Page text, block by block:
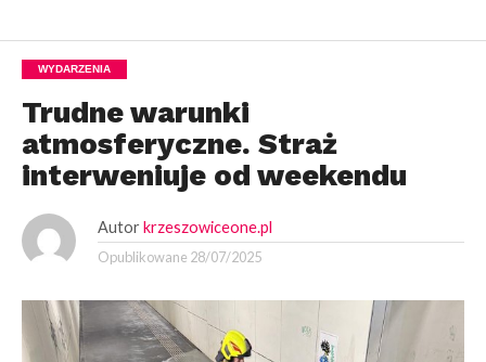
WYDARZENIA
Trudne warunki
atmosferyczne. Straż
interweniuje od weekendu
Autor krzeszowiceone.pl
Opublikowane 28/07/2025